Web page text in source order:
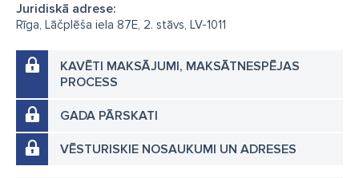
Juridiskā adrese:
Rīga, Lāčplēša iela 87E, 2. stāvs, LV-1011
KAVĒTI MAKSĀJUMI, MAKSĀTNESPĒJAS
PROCESS
GADA PĀRSKATI
VĒSTURISKIE NOSAUKUMI UN ADRESES